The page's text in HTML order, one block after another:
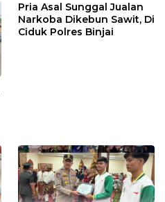
Pria Asal Sunggal Jualan
Narkoba Dikebun Sawit, Di
Ciduk Polres Binjai